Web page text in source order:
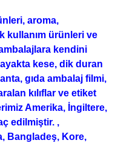
aroma,
kullanım ürünleri ve
kendini
kese, dik duran
gıda ambalaj filmi,
kılıflar ve etiket
Amerika, İngiltere,
edilmiştir. ,
Bangladeş, Kore,